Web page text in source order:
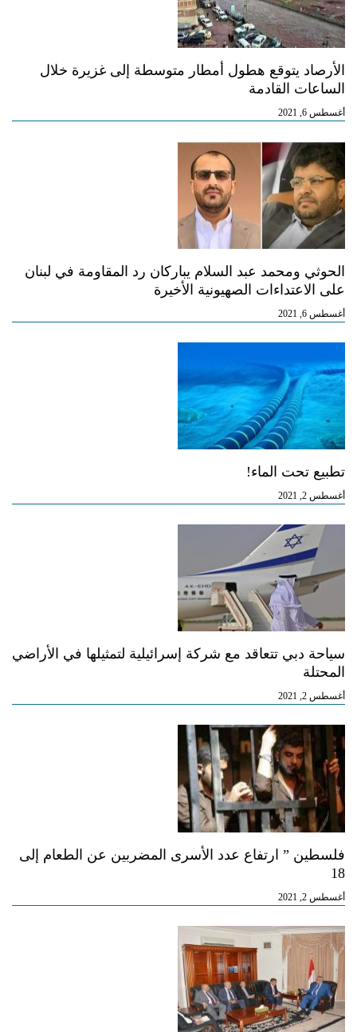
الأرصاد يتوقع هطول أمطار متوسطة إلى غزيرة خلال
الساعات القادمة
أغسطس 6, 2021
الحوثي ومحمد عبد السلام يباركان رد المقاومة في لبنان
على الاعتداءات الصهيونية الأخيرة
أغسطس 6, 2021
تطبيع تحت الماء!
أغسطس 2, 2021
سياحة دبي تتعاقد مع شركة إسرائيلية لتمثيلها في الأراضي
المحتلة
أغسطس 2, 2021
فلسطين ” ارتفاع عدد الأسرى المضربين عن الطعام إلى
18
أغسطس 2, 2021